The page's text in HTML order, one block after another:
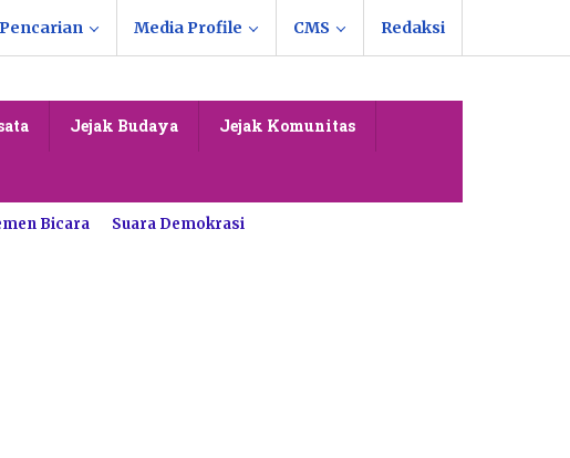
Pencarian Media Profile CMS Redaksi
Jejak Budaya Jejak Komunitas
Bicara Suara Demokrasi